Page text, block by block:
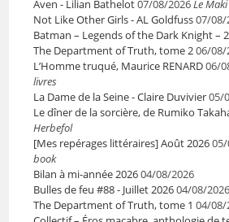
Aven - Lilian Bathelot07/08/2026Le Maki
Not Like Other Girls - AL Goldfuss07/08/
Batman – Legends of the Dark Knight – 2
The Department of Truth, tome 206/08/
L’Homme truqué, Maurice RENARD06/
livres
La Dame de la Seine - Claire Duvivier05/
Le dîner de la sorcière, de Rumiko
Herbefol
[Mes repérages littéraires] Août 2026
book
Bilan à mi-année 202604/08/2026
Bulles de feu #88 - Juillet 202604/08/2026
The Department of Truth, tome 1 04/08/